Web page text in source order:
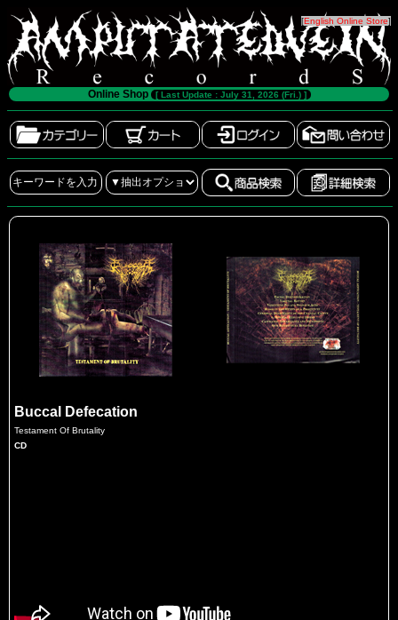
[English Online Store]
Online Shop [ Last Update : July 31, 2026 (Fri.) ]
Buccal Defecation
Testament Of Brutality
CD